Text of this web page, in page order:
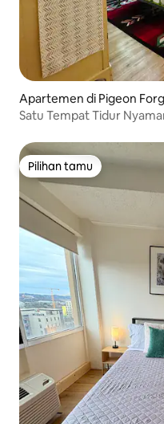
Apartemen di Pigeon
Satu Tempat Tidur
Pilihan tamu
Pilihan tamu